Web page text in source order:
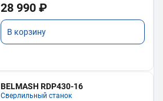
28 990 ₽
В корзину
BELMASH RDP430-16
Сверлильный станок